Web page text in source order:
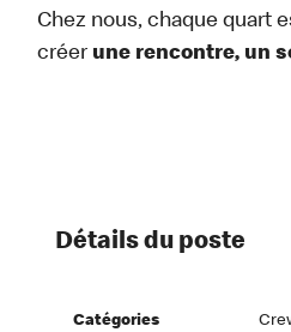
Chez nous, chaque quart
créer une rencontre, un
Détails du poste
Catégories